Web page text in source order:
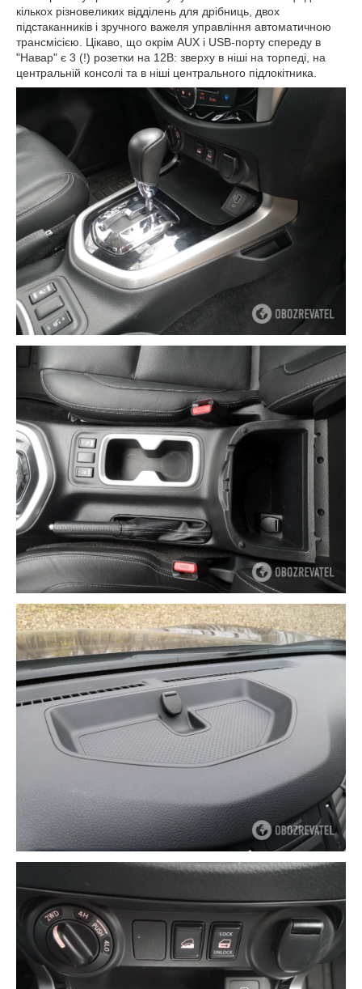
кількох різновеликих відділень для дрібниць, двох
підстаканників і зручного важеля управління автоматичною
трансмісією. Цікаво, що окрім AUX і USB-порту спереду в
"Навар" є 3 (!) розетки на 12В: зверху в ніші на торпеді, на
центральній консолі та в ніші центрального підлокітника.